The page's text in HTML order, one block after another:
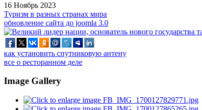
16 Ноябрь 2023
Туризм в разных странах мира
обновление сайта до joomla 3.0
как установить спутниковую антену
все о ресторанном деле
Image Gallery